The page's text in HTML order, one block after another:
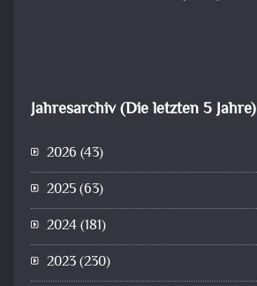
Jahresarchiv (Die letzten 5 Jahre)
2026 (43)
2025(63)
2024(181)
2023(230)